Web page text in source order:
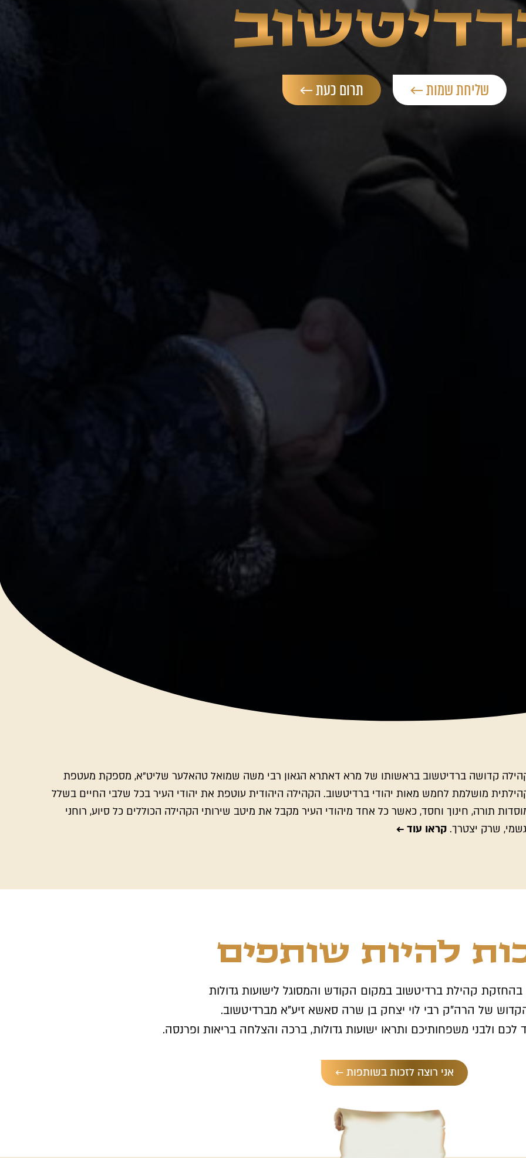
שליחת שמות ← תרום כעת ←
קדושה ברדיטשוב בראשותו של מרא דאתרא הגאון רבי משה שמואל טהאלער שליט"א, מספקת מעטפת
מושלמת לחמש מאות יהודי ברדיטשוב. הקהילה היהודית עוטפת את יהודי העיר בכל שלבי החיים בשלל
תורה, חינוך וחסד, כאשר כל אחד מיהודי העיר מקבל את מיטב שירותי הקהילה הכוללים כל סיוע, רוחני
שרק יצטרך. קראו עוד ←
להיות שותפים
בהחזקת קהילת ברדיטשוב במקום הקודש והמסוגל לישועות גדולות
הקדוש של הרה"ק רבי לוי יצחק בן שרה סאשא זיע"א מברדיטשוב.
ולבני משפחותיכם ותראו ישועות גדולות, ברכה והצלחה בריאות ופרנסה.
אני רוצה לזכות בשותפות ←